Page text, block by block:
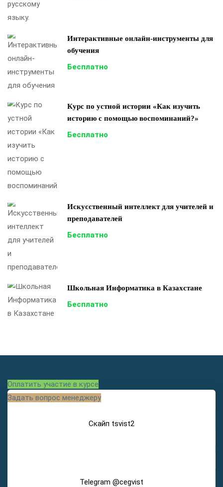
Интерактивные онлайн-инструменты для
обучения
Бесплатно
Курс по устной истории «Как изучить
историю с помощью воспоминаний?»
Бесплатно
Искусственный интеллект для учителей и
преподавателей
Бесплатно
Школьная Информатика в Казахстане
Бесплатно
Оплатить участие в курсе
Задать вопрос менеджеру
Скайп tsvist2
Telegram @cegvist